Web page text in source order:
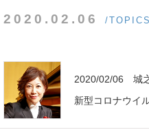
2020.02.06 /TOPICS
2020/02/06
新型コロナウイ